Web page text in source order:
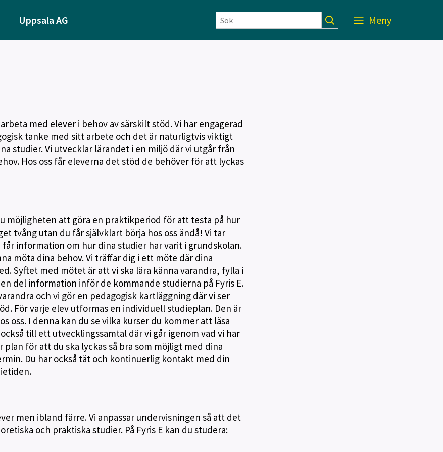
Uppsala AG Meny
med elever i behov av särskilt stöd. Vi har engagerad
tanke med sitt arbete och det är naturligtvis viktigt
studier. Vi utvecklar lärandet i en miljö där vi utgår från
Hos oss får eleverna det stöd de behöver för att lyckas
möjligheten att göra en praktikperiod för att testa på hur
tvång utan du får självklart börja hos oss ändå! Vi tar
information om hur dina studier har varit i grundskolan.
möta dina behov. Vi träffar dig i ett möte där dina
Syftet med mötet är att vi ska lära känna varandra, fylla i
del information inför de kommande studierna på Fyris E.
och vi gör en pedagogisk kartläggning där vi ser
För varje elev utformas en individuell studieplan. Den är
oss. I denna kan du se vilka kurser du kommer att läsa
till ett utvecklingssamtal där vi går igenom vad vi har
för att du ska lyckas så bra som möjligt med dina
Du har också tät och kontinuerlig kontakt med din
men ibland färre. Vi anpassar undervisningen så att det
och praktiska studier. På Fyris E kan du studera: